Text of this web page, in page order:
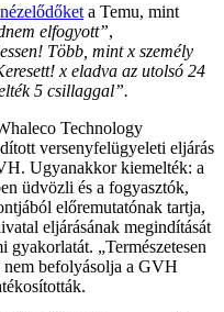
a Temu, mint
elfogyott”,
Több, mint x személy
x eladva az utolsó 24
5 csillaggal”.
Technology
versenyfelügyeleti eljárás
Ugyanakkor kiemelték: a
üdvözli és a fogyasztók,
előremutatónak tartja,
eljárásának megindítását
„Természetesen
nem befolyásolja a GVH